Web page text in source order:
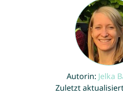
Autorin: Jelka
Zuletzt